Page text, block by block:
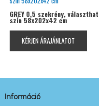
GREY 0,5 szekrény,
szín 58x202x42 cm
KÉRJEN ÁRAJÁNLATOT
Információ